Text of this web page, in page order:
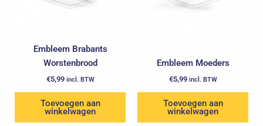
Embleem Brabants
Worstenbrood
€5,99 incl. BTW
Toevoegen aan
winkelwagen
Embleem Moeders
€5,99 incl. BTW
Toevoegen aan
winkelwagen